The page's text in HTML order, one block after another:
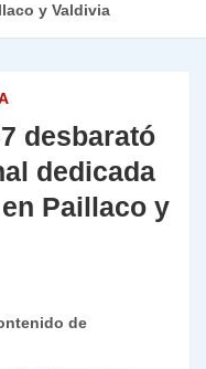
y Valdivia
desbarató
dedicada
Paillaco y
de